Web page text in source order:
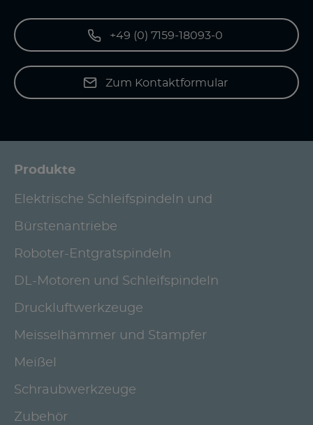
+49 (0) 7159-18093-0
Zum Kontaktformular
Produkte
Elektrische Schleifspindeln und
Bürstenantriebe
Roboter-Entgratspindeln
DL-Motoren und Schleifspindeln
Druckluftwerkzeuge
Meisselhämmer und Stampfer
Meißel
Schraubwerkzeuge
Zubehör